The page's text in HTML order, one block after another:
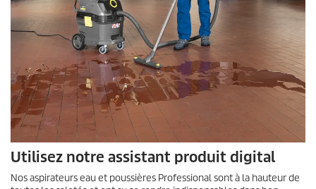
Utilisez notre assistant produit digital
Nos aspirateurs eau et poussières Professional sont à la hauteur de